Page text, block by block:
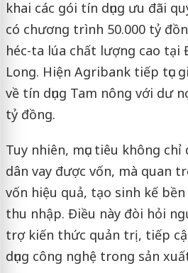
khai các gói tín dụng ưu đãi
có chương trình 50.000 tỷ
héc-ta lúa chất lượng cao tại
Long. Hiện Agribank tiếp tục
về tín dụng Tam nông với dư
tỷ đồng.
Tuy nhiên, mục tiêu không
dân vay được vốn, mà quan
vốn hiệu quả, tạo sinh kế
thu nhập. Điều này đòi hỏi
trợ kiến thức quản trị, tiếp
dụng công nghệ trong sản